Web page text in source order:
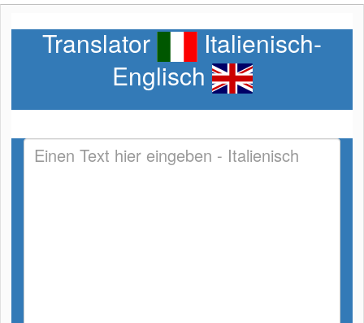
Translator
Italienisch-
Englisch